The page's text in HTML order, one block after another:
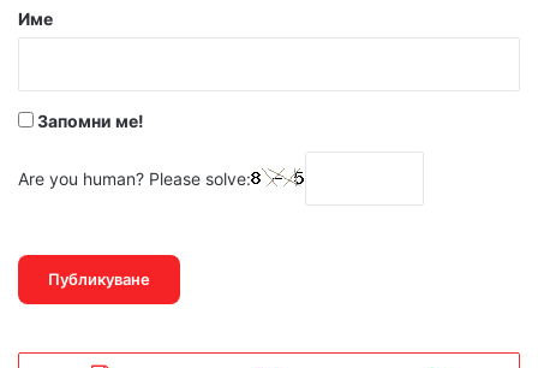
р
Име
Запомни ме!
Are you human? Please solve: